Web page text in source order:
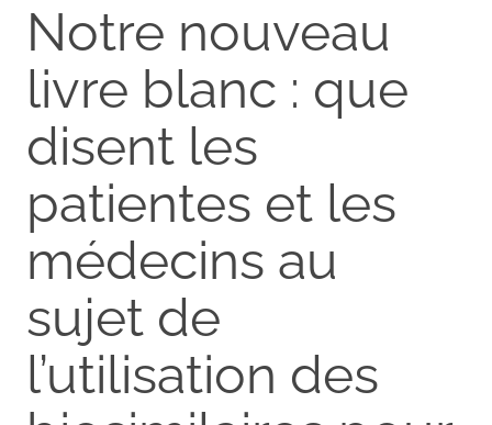
Notre nouveau
livre blanc : que
disent les
patientes et les
médecins au
sujet de
l’utilisation des